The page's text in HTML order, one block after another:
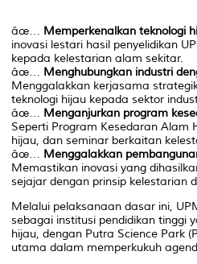
âœ… Memperkenalkan teknologi
inovasi lestari hasil penyelidikan
kepada kelestarian alam sekitar.
âœ… Menghubungkan industri
Menggalakkan kerjasama
teknologi hijau kepada sektor
âœ… Menganjurkan program
Seperti Program Kesedaran Alam
hijau, dan seminar berkaitan
âœ… Menggalakkan
Memastikan inovasi yang
sejajar dengan prinsip kelestarian
Melalui pelaksanaan dasar ini,
sebagai institusi pendidikan tinggi
hijau, dengan Putra Science Park
utama dalam memperkukuh